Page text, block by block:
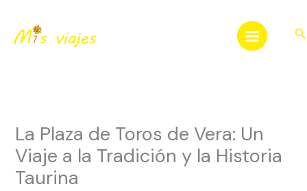
contenido
La Plaza de Toros de Vera: Un
Viaje a la Tradición y la Historia
Taurina